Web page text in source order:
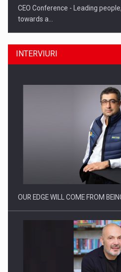
CEO Conference - Leading
towards a…
CEO Conference - Shaping The
INTERVIURI
OUR EDGE WILL COME FROM